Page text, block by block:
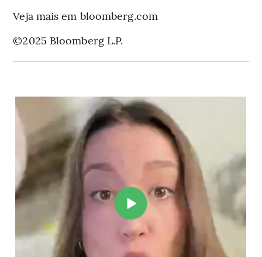
Veja mais em bloomberg.com
©2025 Bloomberg L.P.